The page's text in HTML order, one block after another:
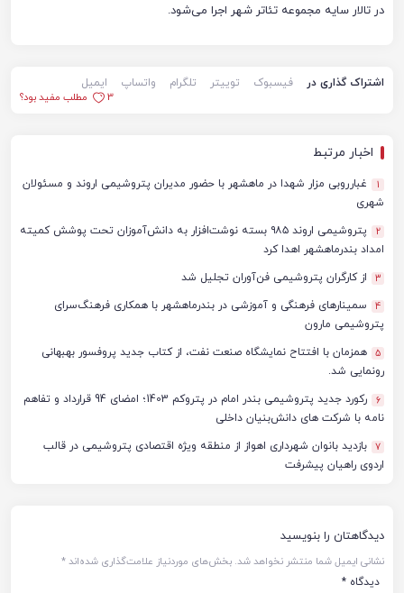
در تالار سایه مجموعه تئاتر شهر اجرا می‌شود.
اشتراک گذاری در فیسبوک توییتر تلگرام واتساپ
ایمیل
3
مطلب مفید بود؟
اخبار مرتبط
1
غبارروبی مزار شهدا در ماهشهر با حضور مدیران پتروشیمی اروند و مسئولان
شهری
2
پتروشیمی اروند ۹۸۵ بسته نوشت‌افزار به دانش‌آموزان تحت پوشش کمیته
امداد بندرماهشهر اهدا کرد
3 از کارگران پتروشیمی فن‌آوران تجلیل شد
4
سمینارهای فرهنگی و آموزشی در بندرماهشهر با همکاری فرهنگ‌سرای
پتروشیمی مارون
5 همزمان با افتتاح نمایشگاه صنعت نفت، از کتاب جدید پروفسور بهبهانی
رونمایی شد.
6
رکورد جدید پتروشیمی بندر امام در پتروکم 1403؛ امضای 94 قرارداد و تفاهم
نامه با شرکت های دانش‌بنیان‌ داخلی
7 بازدید بانوان شهرداری اهواز از منطقه ویژه اقتصادی پتروشیمی در قالب
اردوی راهیان پیشرفت
دیدگاهتان را بنویسید
نشانی ایمیل شما منتشر نخواهد شد. بخش‌های موردنیاز علامت‌گذاری شده‌اند*
دیدگاه *